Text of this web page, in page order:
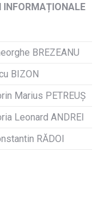
INFORMAȚIONALE
BREZEANU
BIZON
Marius PETREUȘ
Leonard ANDREI
RĂDOI